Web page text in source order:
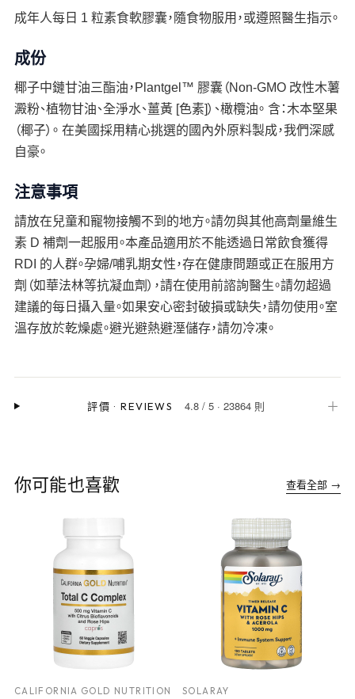
成年人每日 1 粒素食軟膠囊，隨食物服用，或遵照醫生指示。
成份
椰子中鏈甘油三酯油，Plantgel™ 膠囊（Non-GMO 改性木薯
澱粉、植物甘油、全淨水、薑黃 [色素]）、橄欖油。 含：木本堅果
（椰子）。 在美國採用精心挑選的國內外原料製成，我們深感
自豪。
注意事項
請放在兒童和寵物接觸不到的地方。請勿與其他高劑量維生
素 D 補劑一起服用。本產品適用於不能透過日常飲食獲得
RDI 的人群。孕婦/哺乳期女性，存在健康問題或正在服用方
劑（如華法林等抗凝血劑），請在使用前諮詢醫生。請勿超過
建議的每日攝入量。如果安心密封破損或缺失，請勿使用。室
溫存放於乾燥處。避光避熱避溼儲存，請勿冷凍。
評價 ·REVIEWS 4.8/ 5· 23864 則 ＋
你可能也喜歡 查看全部 →
CALIFORNIA GOLD NUTRITION SOLARAY